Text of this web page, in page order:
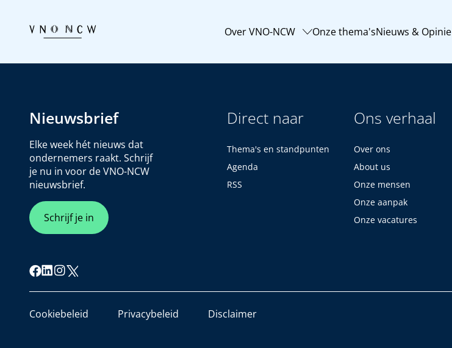
Over VNO-NCW Onze thema'sNieuws & Opinie
Nieuwsbrief
Elke week hét nieuws dat
ondernemers raakt. Schrijf
je nu in voor de VNO-NCW
nieuwsbrief.
Schrijf je in
Direct naar
Thema's en standpunten
Agenda
RSS
Ons verhaal
Over ons
About us
Onze mensen
Onze aanpak
Onze vacatures
Cookiebeleid Privacybeleid Disclaimer